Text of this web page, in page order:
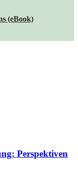
(eBook)
Perspektiven